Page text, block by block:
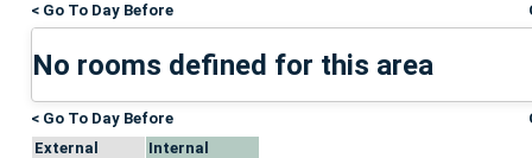
< Go To Day Before
No rooms defined for this area
< Go To Day Before
External
Internal